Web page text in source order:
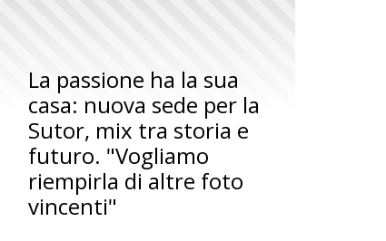
La passione ha la sua
casa: nuova sede per la
Sutor, mix tra storia e
futuro. "Vogliamo
riempirla di altre foto
vincenti"